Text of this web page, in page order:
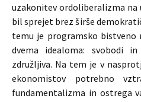
uzakonitev ordoliberalizma na
bil sprejet brez širše
temu je programsko bistveno
dvema idealoma: svobodi
združljiva. Na tem je v
ekonomistov potrebno
fundamentalizma in ostrega